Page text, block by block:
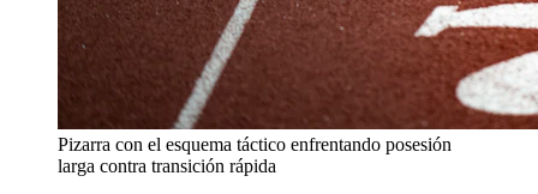
Pizarra con el esquema táctico enfrentando posesión
larga contra transición rápida